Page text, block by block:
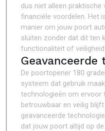
dus niet alleen praktische
financiële voordelen. Het
manier om jouw poort
sluiten zonder dat dit ten
functionaliteit of
Geavanceerde
De poortopener 180
systeem dat gebruik
technologieën om ervoor
betrouwbaar en veilig
geavanceerde
dat jouw poort altijd op